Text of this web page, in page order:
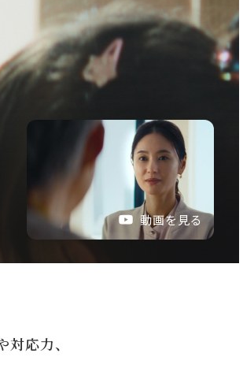
動画を見る
応力、